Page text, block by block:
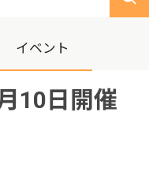
イベント
10日開催